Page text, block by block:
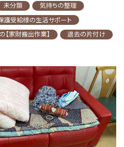
未分類
気持ちの整理
護受給様の生活サポート
家財搬出作業】
退去の片付け